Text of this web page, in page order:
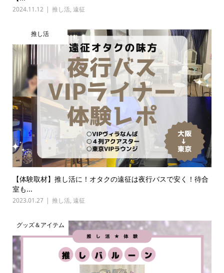
2024.11.12 推し活, 遠征
推し活
【体験取材】推し活に！オタクの遠征は夜行バスで安く！待合
室も...
2023.01.27 推し活, 遠征
グッズ＆アイテム